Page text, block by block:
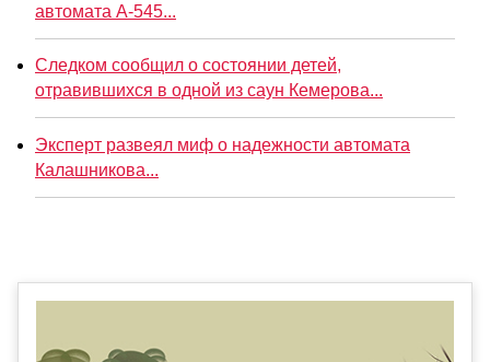
автомата А-545...
Следком сообщил о состоянии детей,
отравившихся в одной из саун Кемерова...
Эксперт развеял миф о надежности автомата
Калашникова...